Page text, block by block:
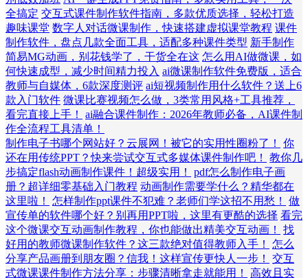
全搞定 交互式课件制作软件指南，多款优质选择，轻松打造
趣味课堂 数字人对话微课制作，快速搭建虚拟课堂教程 课件
制作软件，盘点几款全面工具，适配多种课件类型 新手制作
简易MG动画，别花钱学了，干货全在这 怎么用AI做微课，如
何快速成型，减少时间精力投入 ai微课制作软件免费版，适合
教师与自媒体，6款深度测评 ai短视频制作用什么软件？送上6
款入门软件 微课比赛视频怎么做，3类常用风格+工具推荐，
看完直接上手！
ai融合课件制作：2026年教师必备，AI课件制
作全流程工具清单！
制作电子书哪个网站好？云展网！被它的实用性圈粉了！
你
还在用传统PPT？快来尝试交互式多媒体课件制作吧！
教你几
步搞定flash动画制作课件！超级实用！
pdf怎么制作电子画
册？超详细零基础入门教程 动画制作需要学什么？精华都在
这里啦！
怎样制作ppt课件不犯难？老师们学这招不用愁！
做
宣传单的软件哪个好？别再用PPT啦，这里有更酷的选择 看完
这个微课交互动画制作教程，你也能做出精美交互动画！
找
好用的教师微课制作软件？这三款绝对值得教师入手！
怎么
分享产品画册到朋友圈？信我！这样宣传更快人一步！
交互
式微课课件制作方法分享：步骤清晰拿走就能用！
高效且实